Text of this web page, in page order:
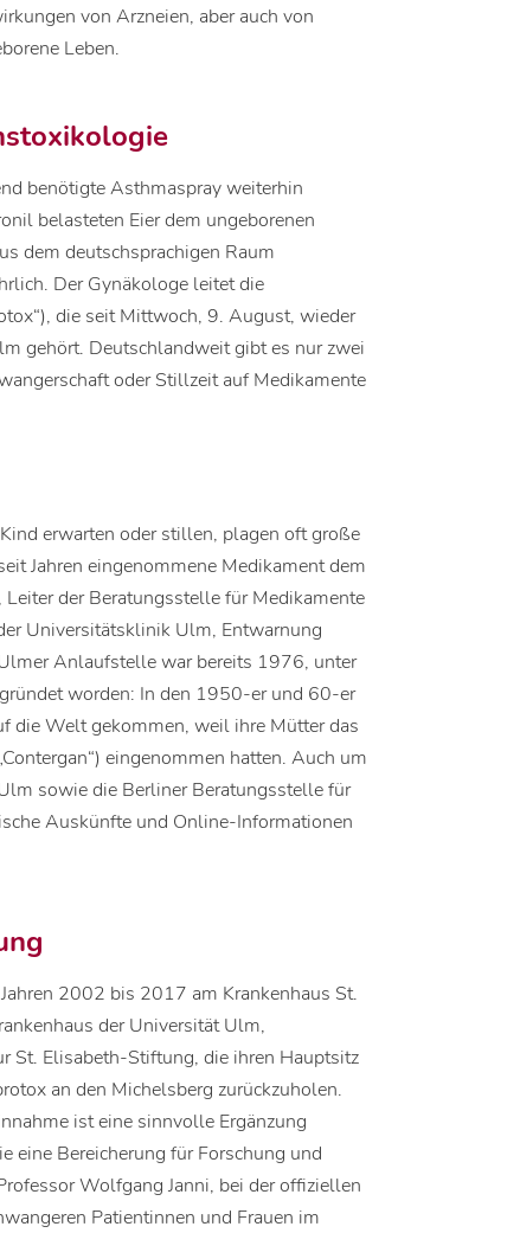
von Arzneien, aber auch von
Leben.
benötigte Asthmaspray weiterhin
belasteten Eier dem ungeborenen
dem deutschsprachigen Raum
Der Gynäkologe leitet die
die seit Mittwoch, 9. August, wieder
gehört. Deutschlandweit gibt es nur zwei
oder Stillzeit auf Medikamente
erwarten oder stillen, plagen oft große
Jahren eingenommene Medikament dem
der Beratungsstelle für Medikamente
Universitätsklinik Ulm, Entwarnung
Anlaufstelle war bereits 1976, unter
worden: In den 1950-er und 60-er
die Welt gekommen, weil ihre Mütter das
eingenommen hatten. Auch um
sowie die Berliner Beratungsstelle für
Auskünfte und Online-Informationen
2002 bis 2017 am Krankenhaus St.
der Universität Ulm,
St. Elisabeth-Stiftung, die ihren Hauptsitz
an den Michelsberg zurückzuholen.
ist eine sinnvolle Ergänzung
eine Bereicherung für Forschung und
Wolfgang Janni, bei der offiziellen
Patientinnen und Frauen im